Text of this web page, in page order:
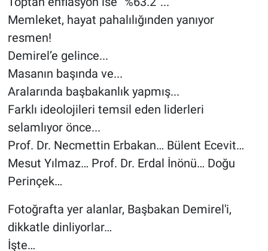
Memleket, hayat pahalılığınden yanıyor
resmen!
Demirel’e gelince...
Masanın başında ve...
Aralarında başbakanlık yapmış...
Farklı ideolojileri temsil eden liderleri
selamlıyor önce...
Prof. Dr. Necmettin Erbakan… Bülent Ecevit…
Mesut Yılmaz… Prof. Dr. Erdal İnönü… Doğu
Perinçek…
Fotoğrafta yer alanlar, Başbakan Demirel'i,
dikkatle dinliyorlar…
İşte…